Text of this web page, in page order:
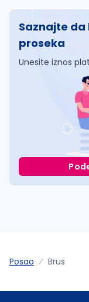
Saznajte
proseka
Unesite iznos
Posao Brus